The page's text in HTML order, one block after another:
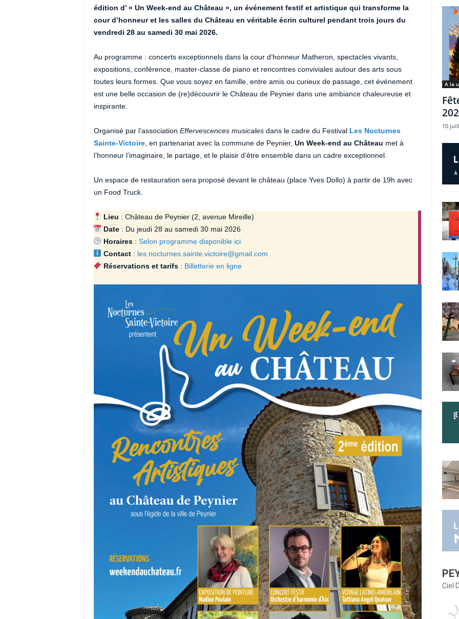
édition d’ « Un Week-end au Château », un événement festif et artistique qui transforme la
cour d’honneur et les salles du Château en véritable écrin culturel pendant trois jours du
vendredi 28 au samedi 30 mai 2026.
Au programme : concerts exceptionnels dans la cour d’honneur Matheron, spectacles vivants,
expositions, conférence, master-classe de piano et rencontres conviviales autour des arts sous
toutes leurs formes. Que vous soyez en famille, entre amis ou curieux de passage, cet événement
est une belle occasion de (re)découvrir le Château de Peynier dans une ambiance chaleureuse et
inspirante.
Organisé par l’association Effervescences musicalesdans le cadre du Festival Les Nocturnes
Sainte-Victoire, en partenariat avec la commune de Peynier, Un Week-end au Château met à
l’honneur l’imaginaire, le partage, et le plaisir d’être ensemble dans un cadre exceptionnel.
Un espace de restauration sera proposé devant le château (place Yves Dollo) à partir de 19h avec
un Food Truck.
Lieu : Château de Peynier (2, avenue Mireille)
Date : Du jeudi 28 au samedi 30 mai 2026
Horaires :Selon programme disponible ici
Contact : les.nocturnes.sainte.victoire@gmail.com
Réservations et tarifs : Billetterie en ligne
A la
10
Ciel